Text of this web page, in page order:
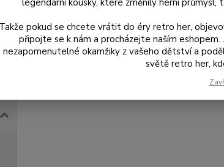
legendární kousky, které změnily herní
Takže pokud se chcete vrátit do éry retro her,
připojte se k nám a procházejte naším
nezapomenutelné okamžiky z vašeho dětství a
světě retro her,